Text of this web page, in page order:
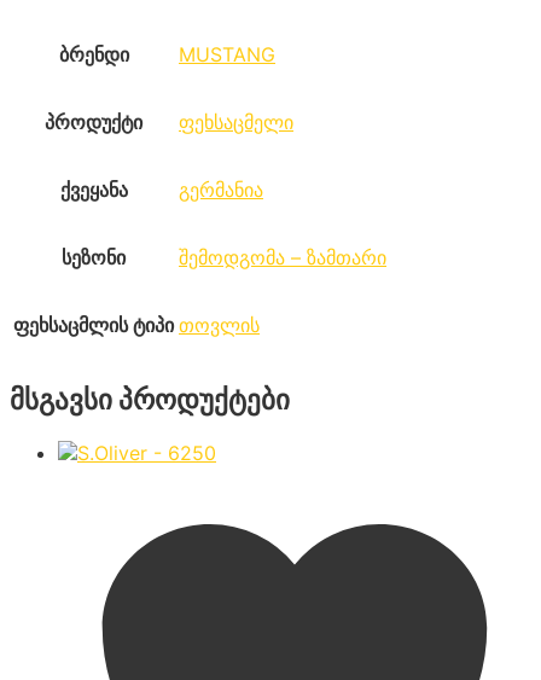
ბრენდი MUSTANG
პროდუქტი ფეხსაცმელი
ქვეყანა გერმანია
სეზონი შემოდგომა – ზამთარი
ფეხსაცმლის ტიპი თოვლის
მსგავსი პროდუქტები